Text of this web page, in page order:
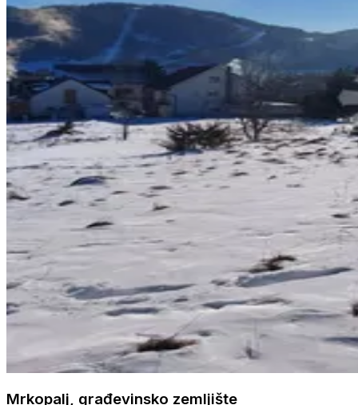
Mrkopalj, građevinsko zemljište